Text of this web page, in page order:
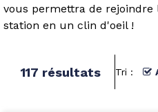
vous permettra de
station en un clin d'oeil !
117 résultats Tri :